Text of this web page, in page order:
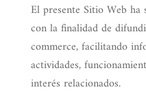
El presente Sitio Web
con la finalidad de
commerce, facilitando
actividades,
interés relacionados.